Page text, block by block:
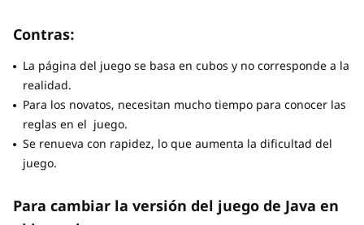
Contras:
La página del juego se basa en cubos y no corresponde a la
realidad.
Para los novatos, necesitan mucho tiempo para conocer las
reglas en el juego.
Se renueva con rapidez, lo que aumenta la dificultad del
juego.
Para cambiar la versión del juego de Java en